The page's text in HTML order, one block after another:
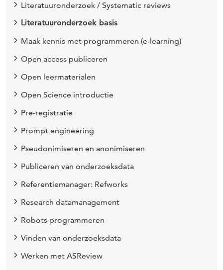
Literatuuronderzoek / Systematic reviews
Literatuuronderzoek basis
Maak kennis met programmeren (e-learning)
Open access publiceren
Open leermaterialen
Open Science introductie
Pre-registratie
Prompt engineering
Pseudonimiseren en anonimiseren
Publiceren van onderzoeksdata
Referentiemanager: Refworks
Research datamanagement
Robots programmeren
Vinden van onderzoeksdata
Werken met ASReview